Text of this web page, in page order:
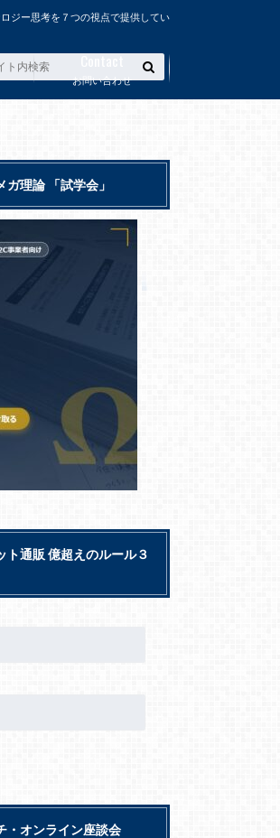
ジー思考を７つの視点で提供してい
お問い合わせ
理論 「試学会」
ト通販 億超えのルール３
・オンライン座談会